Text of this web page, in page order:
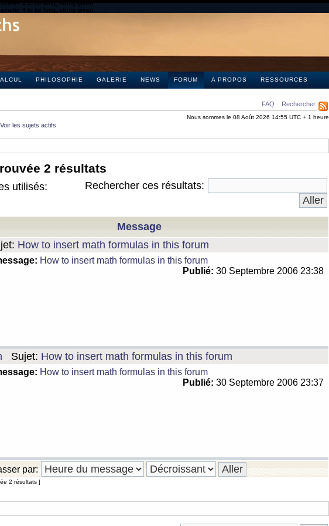
4 to be long, string given
4 to be long, string given
PHILOSOPHIE GALERIE NEWS FORUM A PROPOS RESSOURCES
FAQ Rechercher
Nous sommes le 08 Août 2026 14:55 UTC + 1 heure
Voir les sujets actifs
2 résultats
utilisés:
Rechercher ces résultats:
Message
How to insert math formulas in this forum
How to insert math formulas in this forum
Publié: 30 Septembre 2006 23:38
Sujet: How to insert math formulas in this forum
How to insert math formulas in this forum
Publié: 30 Septembre 2006 23:37
par:
2 résultats ]